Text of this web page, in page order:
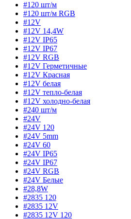
#120 шт/м
#120 шт/м RGB
#12V
#12V 14,4W
#12V IP65
#12V IP67
#12V RGB
#12V Герметичные
#12V Красная
#12V белая
#12V тепло-белая
#12V холодно-белая
#240 шт/м
#24V
#24V 120
#24V 5mm
#24V 60
#24V IP65
#24V IP67
#24V RGB
#24V Белые
#28,8W
#2835 120
#2835 12V
#2835 12V 120